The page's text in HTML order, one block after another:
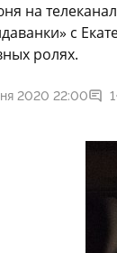
на
с
ролях.
2020 22:00 1